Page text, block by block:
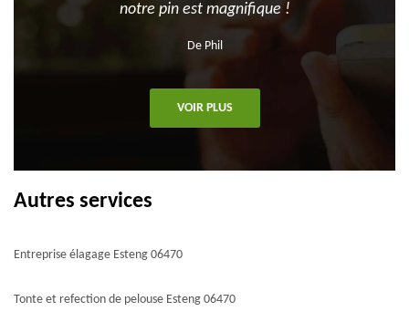
notre pin est magnifique !
De Phil
VOIR PLUS
Autres services
Entreprise élagage Esteng 06470
Tonte et refection de pelouse Esteng 06470